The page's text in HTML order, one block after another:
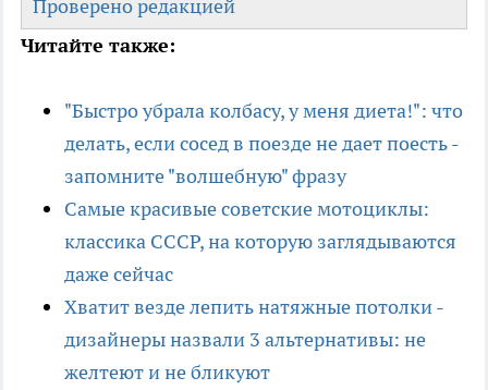
Проверено редакцией
Читайте также:
"Быстро убрала колбасу, у меня диета!": что
делать, если сосед в поезде не дает поесть -
запомните "волшебную" фразу
Самые красивые советские мотоциклы:
классика СССР, на которую заглядываются
даже сейчас
Хватит везде лепить натяжные потолки -
дизайнеры назвали 3 альтернативы: не
желтеют и не бликуют